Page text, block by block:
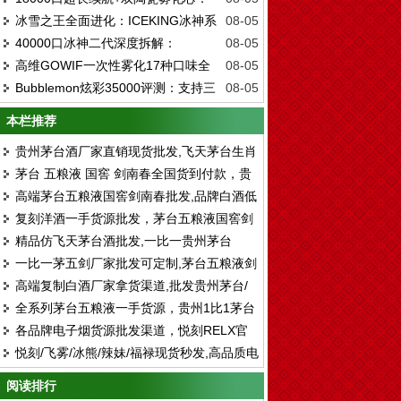
GOWIF高维18000一次性雾化凭什么成为
2026年热门之选
08-05
冰雪之王全面进化：ICEKING冰神系
列口味深度全解
08-05
40000口冰神二代深度拆解：
ELFBAR ICE KING凭什么成为2026年一次
性雾化的终局答案？
08-05
高维GOWIF一次性雾化17种口味全
测评：哪款才是真正的口感王者？
08-05
Bubblemon炫彩35000评测：支持三
重口味切换的彩屏一次性
本栏推荐
贵州茅台酒厂家直销现货批发,飞天茅台生肖
茅台全系列供应全国货到付款
茅台 五粮液 国窖 剑南春全国货到付款，贵
州茅台全系列厂家批发
高端茅台五粮液国窖剑南春批发,品牌白酒低
价供应 一手货源 顺丰包邮
复刻洋酒一手货源批发，茅台五粮液国窖剑
南春厂家直销
精品仿飞天茅台酒批发,一比一贵州茅台
1935厂家拿货渠道
一比一茅五剑厂家批发可定制,茅台五粮液剑
南春国窖一手货源
高端复制白酒厂家拿货渠道,批发贵州茅台/
五粮液/剑南春/国窖1573
全系列茅台五粮液一手货源，贵州1比1茅台
酒批发厂家货源
各品牌电子烟货源批发渠道，悦刻RELX官
方进货拿货一件代发
悦刻/飞雾/冰熊/辣妹/福禄现货秒发,高品质电
子烟厂家拿货 售后无忧
阅读排行